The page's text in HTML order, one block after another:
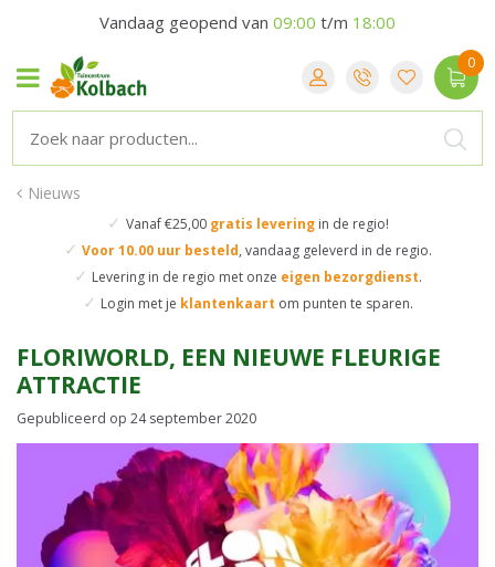
Nieuws
✓ Vanaf €25,00 gratis leveringin de regio!
✓ Voor 10.00 uur besteld, vandaag geleverd in de regio.
✓ Levering in de regio met onze eigen bezorgdienst.
✓ Login met je klantenkaart om punten te sparen.
Vandaag geopend van 09:00 t/m 18:00
FLORIWORLD, EEN NIEUWE FLEURIGE
ATTRACTIE
Gepubliceerd op 24 september 2020